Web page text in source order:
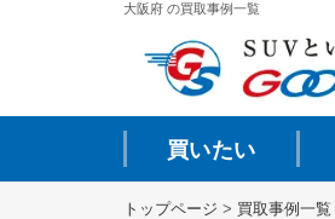
大阪府 の買取事例一覧
買いたい
トップページ > 買取事例一覧